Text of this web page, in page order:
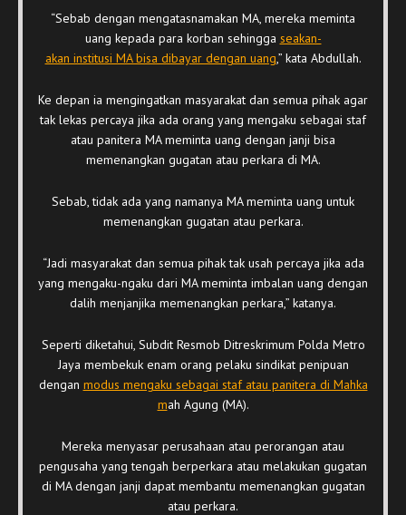
“Sebab dengan mengatasnamakan MA, mereka meminta
uang kepada para korban sehingga seakan-
akan institusi MA bisa dibayar dengan uang,” kata Abdullah.
Ke depan ia mengingatkan masyarakat dan semua pihak agar
tak lekas percaya jika ada orang yang mengaku sebagai staf
atau panitera MA meminta uang dengan janji bisa
memenangkan gugatan atau perkara di MA.
Sebab, tidak ada yang namanya MA meminta uang untuk
memenangkan gugatan atau perkara.
“Jadi masyarakat dan semua pihak tak usah percaya jika ada
yang mengaku-ngaku dari MA meminta imbalan uang dengan
dalih menjanjika memenangkan perkara,” katanya.
Seperti diketahui, Subdit Resmob Ditreskrimum Polda Metro
Jaya membekuk enam orang pelaku sindikat penipuan
dengan modus mengaku sebagai staf atau panitera di Mahka
mah Agung (MA).
Mereka menyasar perusahaan atau perorangan atau
pengusaha yang tengah berperkara atau melakukan gugatan
di MA dengan janji dapat membantu memenangkan gugatan
atau perkara.